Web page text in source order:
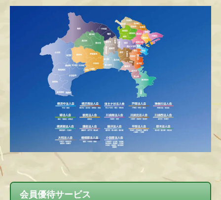
会員優待サービス